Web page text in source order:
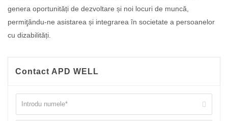
genera oportunități de dezvoltare și noi locuri de muncă,
permiţându-ne asistarea și integrarea în societate a persoanelor
cu dizabilități.
Contact APD WELL